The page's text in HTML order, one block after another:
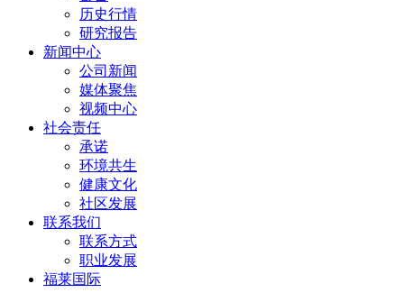
历史行情
研究报告
新闻中心
公司新闻
媒体聚焦
视频中心
社会责任
承诺
环境共生
健康文化
社区发展
联系我们
联系方式
职业发展
福莱国际